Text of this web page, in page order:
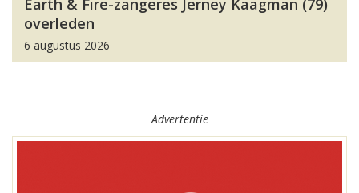
Earth & Fire-zangeres Jerney Kaagman (79)
overleden
6 augustus 2026
Advertentie